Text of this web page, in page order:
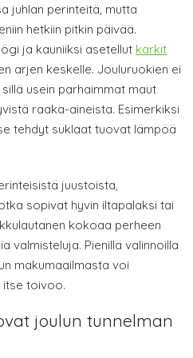
juhlan perinteitä, mutta
hetkiin pitkin päivää.
ja kauniiksi asetellut karkit
arjen keskelle. Jouluruokien ei
usein parhaimmat maut
raaka-aineista. Esimerkiksi
tehdyt suklaat tuovat lämpöä
juustoista,
sopivat hyvin iltapalaksi tai
kokoaa perheen
valmisteluja. Pienillä valinnoilla
makumaailmasta voi
itse toivoo.
joulun tunnelman